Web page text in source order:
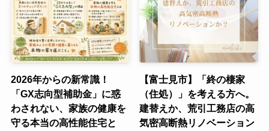
2026年からの新常識！
「GX志向型補助金」に惑
わされない、家族の健康を
守る本当の高性能住宅と
【富士見市】「終の棲家
（住処）」を考える方へ。
建替えか、荒引工務店の高
気密高断熱リノベーション